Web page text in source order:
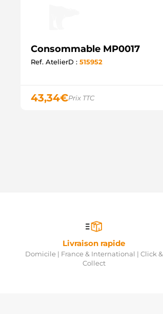
Consommable MP0017
Ref. AtelierD : 515952
43,34€Prix TTC
Livraison rapide
Domicile | France & International | Click &
Collect